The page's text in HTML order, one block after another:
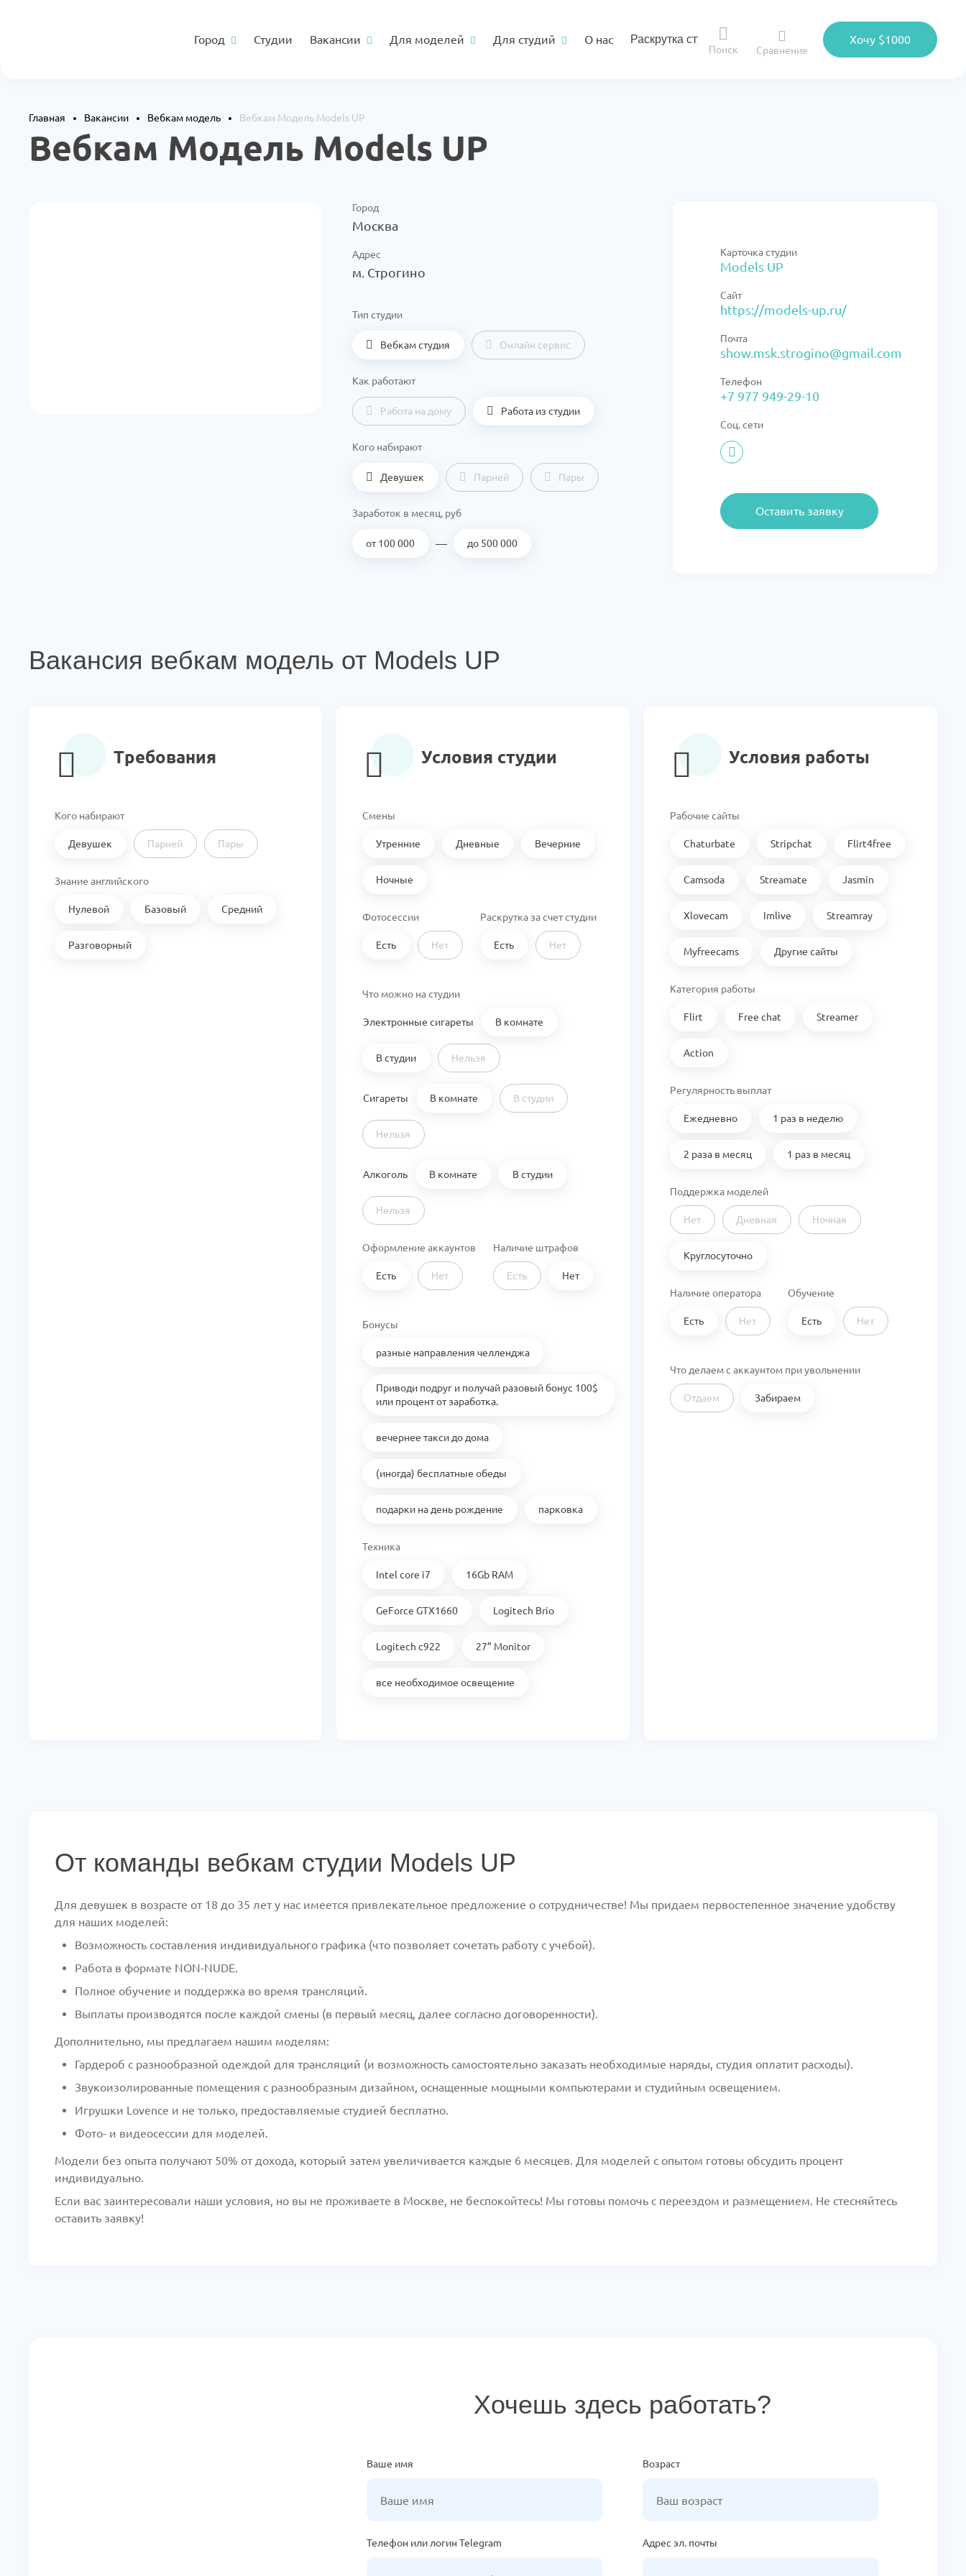
Город Студии Вакансии Для моделей Для студий О нас Раскрутка студии
Поиск Сравнение
Хочу $1000
Главная Вакансии Вебкам модель Вебкам Модель Models UP
Вебкам Модель Models UP
Город
Москва
Адрес
м. Строгино
Тип студии
Вебкам студия Онлайн сервис
Как работают
Работа на дому Работа из студии
Кого набирают
Девушек Парней Пары
Заработок в месяц, руб
от 100 000 — до 500 000
Карточка студии
Models UP
Сайт
https://models-up.ru/
Почта
show.msk.strogino@gmail.com
Телефон
+7 977 949-29-10
Соц. сети
Оставить заявку
Вакансия вебкам модель от Models UP
Требования
Кого набирают
Девушек Парней Пары
Знание английского
Нулевой Базовый Средний
Разговорный
Условия студии
Смены
Утренние Дневные Вечерние
Ночные
Фотосессии
Есть Нет
Раскрутка за счет студии
Есть Нет
Что можно на студии
Электронные сигареты В комнате
В студии Нельзя
Сигареты В комнате В студии
Нельзя
Алкоголь В комнате В студии
Нельзя
Оформление аккаунтов
Есть Нет
Наличие штрафов
Есть Нет
Бонусы
разные направления челленджа
Приводи подруг и получай разовый бонус 100$
или процент от заработка.
вечернее такси до дома
(иногда) бесплатные обеды
подарки на день рождение парковка
Техника
Intel core i7 16Gb RAM
GeForce GTX1660 Logitech Brio
Logitech c922 27” Monitor
все необходимое освещение
Условия работы
Рабочие сайты
Chaturbate Stripchat Flirt4free
Camsoda Streamate Jasmin
Xlovecam Imlive Streamray
Myfreecams Другие сайты
Категория работы
Flirt Free chat Streamer
Action
Регулярность выплат
Ежедневно 1 раз в неделю
2 раза в месяц 1 раз в месяц
Поддержка моделей
Нет Дневная Ночная
Круглосуточно
Наличие оператора
Есть Нет
Обучение
Есть Нет
Что делаем с аккаунтом при увольнении
Отдаем Забираем
От команды вебкам студии Models UP
Для девушек в возрасте от 18 до 35 лет у нас имеется привлекательное предложение о сотрудничестве! Мы придаем первостепенное значение удобству
для наших моделей:
Возможность составления индивидуального графика (что позволяет сочетать работу с учебой).
Работа в формате NON-NUDE.
Полное обучение и поддержка во время трансляций.
Выплаты производятся после каждой смены (в первый месяц, далее согласно договоренности).
Дополнительно, мы предлагаем нашим моделям:
Гардероб с разнообразной одеждой для трансляций (и возможность самостоятельно заказать необходимые наряды, студия оплатит расходы).
Звукоизолированные помещения с разнообразным дизайном, оснащенные мощными компьютерами и студийным освещением.
Игрушки Lovence и не только, предоставляемые студией бесплатно.
Фото- и видеосессии для моделей.
Модели без опыта получают 50% от дохода, который затем увеличивается каждые 6 месяцев. Для моделей с опытом готовы обсудить процент
индивидуально.
Если вас заинтересовали наши условия, но вы не проживаете в Москве, не беспокойтесь! Мы готовы помочь с переездом и размещением. Не стесняйтесь
оставить заявку!
Хочешь здесь работать?
Ваше имя Возраст
Телефон или логин Telegram Адрес эл. почты